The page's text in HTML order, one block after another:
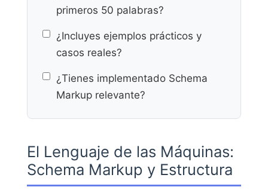
primeros 50 palabras?
¿Incluyes ejemplos prácticos y
casos reales?
¿Tienes implementado Schema
Markup relevante?
El Lenguaje de las Máquinas:
Schema Markup y Estructura